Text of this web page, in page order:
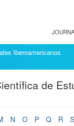
Iberoamericanos
de
N O P Q R S